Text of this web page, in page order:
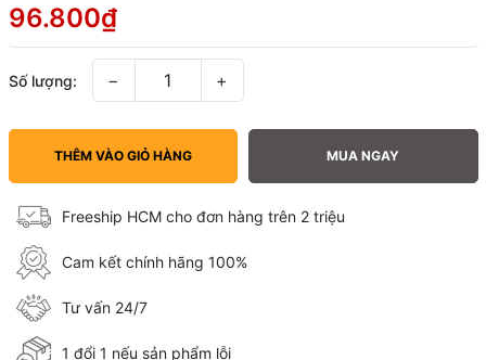
96.800₫
Số lượng: − +
THÊM VÀO GIỎ HÀNG MUA NGAY
Freeship HCM cho đơn hàng trên 2 triệu
Cam kết chính hãng 100%
Tư vấn 24/7
1 đổi 1 nếu sản phẩm lỗi